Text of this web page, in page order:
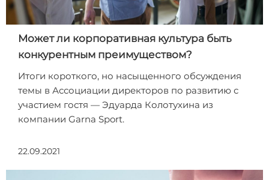
Может ли корпоративная культура быть
конкурентным преимуществом?
Итоги короткого, но насыщенного обсуждения
темы в Ассоциации директоров по развитию с
участием гостя — Эдуарда Колотухина из
компании Garna Sport.
22.09.2021